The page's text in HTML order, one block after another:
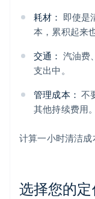
耗材： 即使是
本，累积起来
交通： 汽油费
支出中。
管理成本： 不
其他持续费用。
计算一小时清洁成
选择您的